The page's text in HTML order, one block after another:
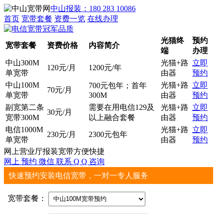
中山报装：180 283 10086
首页 宽带套餐 资费一览 在线办理
宽带套餐 资费价格 内容简介
光猫终
端
预约
办理
中山300M
单宽带
120元/月 1200元/年
光猫+路
由器
立即
预约
中山100M
单宽带
70元/月
700元包年；首年
300M
光猫+路
由器
立即
预约
副宽第二条
宽带300M
30元/月
需要在用电信129及
以上融合套餐
光猫+路
由器
立即
预约
电信1000M
单宽带
230元/月 2300元包年
光猫+路
由器
立即
预约
网上营业厅报装宽带方便快捷
网上 预约 微信 联系 Q Q 咨询
快速预约安装电信宽带，一对一专人服务
宽带套餐：